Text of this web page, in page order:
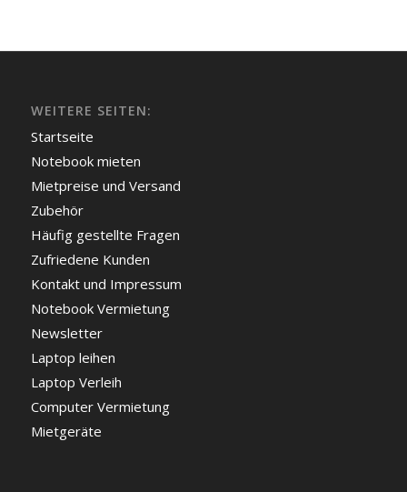
WEITERE SEITEN:
Startseite
Notebook mieten
Mietpreise und Versand
Zubehör
Häufig gestellte Fragen
Zufriedene Kunden
Kontakt und Impressum
Notebook Vermietung
Newsletter
Laptop leihen
Laptop Verleih
Computer Vermietung
Mietgeräte